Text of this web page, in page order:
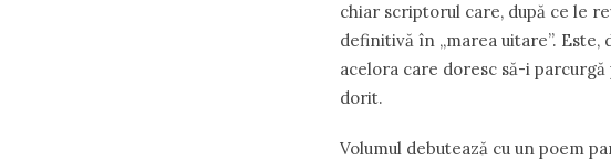
chiar scriptorul care, după ce le
definitivă în „marea uitare”.
acelora care doresc să-i
dorit.
Volumul debutează cu un poem